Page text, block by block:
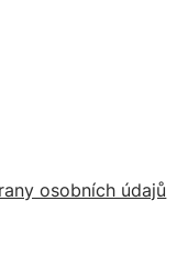
osobních údajů